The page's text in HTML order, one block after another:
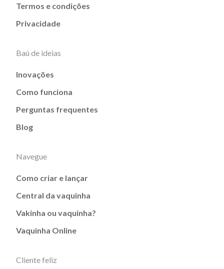
Termos e condições
Privacidade
Baú de ideias
Inovações
Como funciona
Perguntas frequentes
Blog
Navegue
Como criar e lançar
Central da vaquinha
Vakinha ou vaquinha?
Vaquinha Online
Cliente feliz